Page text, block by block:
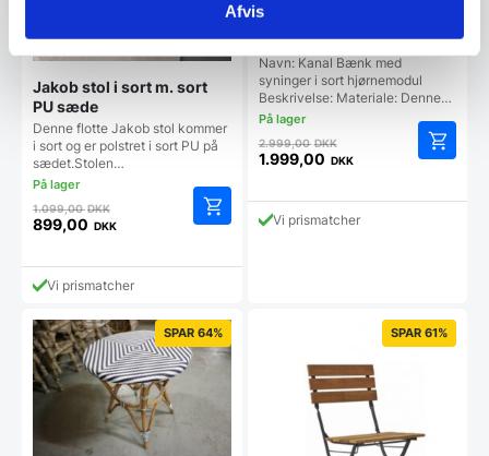
Afvis
Jakob stol i sort m. sort
PU sæde
Denne flotte Jakob stol kommer
i sort og er polstret i sort PU på
sædet.Stolen…
1.099,00DKKDen
oprindelige
var:
1.099,00 DKK.
899,00 DKK
aktuelle
pris
899,00 DKK.
Vi prismatcher
Hjørnemodul til Kanal
Bænk med syninger i sort
PU
Navn: Kanal Bænk med
syninger i sort hjørnemodul
Beskrivelse: Materiale: Denne…
2.999,00DKKDen
oprindelige
var:
2.999,00 DKK.
1.999,00 DKK
aktuelle
prisVi prismatcher
SPAR 64% SPAR 61%